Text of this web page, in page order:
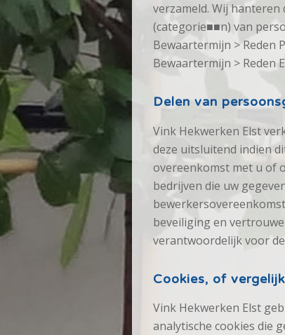
verzameld. Wij
(categorie■■n) van
Bewaartermijn > Reden
Bewaartermijn > Reden
Delen van
Vink Hekwerken Elst
deze uitsluitend indien
overeenkomst met u of
bedrijven die uw
beveiliging en
verantwoordelijk voor
Cookies, of
Vink Hekwerken Elst
analytische cookies die